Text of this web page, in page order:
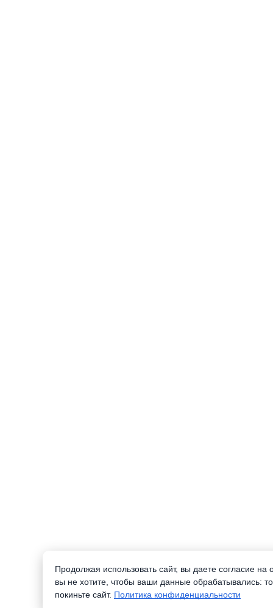
Продолжая использовать сайт, вы даете согласие
вы не хотите, чтобы ваши данные обрабатывались:
покиньте сайт. Политика конфиденциальности